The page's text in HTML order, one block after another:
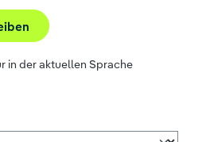
in der aktuellen Sprache